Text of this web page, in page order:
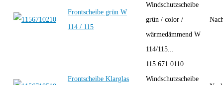
Frontscheibe grün W
114 / 115
Windschutzscheibe
grün / color /
wärmedämmend W
114/115...
Frontscheibe Klarglas
115 671 0110
Windschutzscheibe